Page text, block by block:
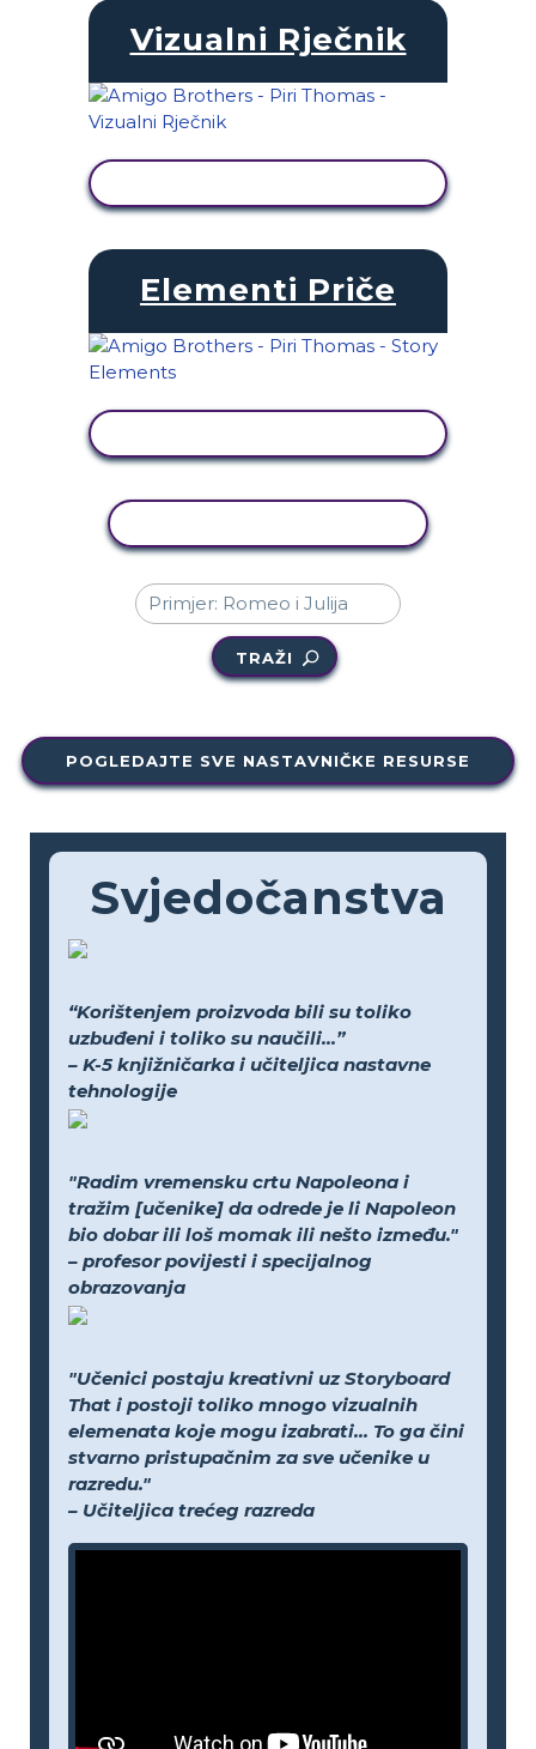
Vizualni Rječnik
Elementi Priče
TRAŽI
POGLEDAJTE SVE NASTAVNIČKE RESURSE
Svjedočanstva
“Korištenjem proizvoda bili su toliko
uzbuđeni i toliko su naučili...”
– K-5 knjižničarka i učiteljica nastavne
tehnologije
"Radim vremensku crtu Napoleona i
tražim [učenike] da odrede je li Napoleon
bio dobar ili loš momak ili nešto između."
– profesor povijesti i specijalnog
obrazovanja
"Učenici postaju kreativni uz Storyboard
That i postoji toliko mnogo vizualnih
elemenata koje mogu izabrati... To ga čini
stvarno pristupačnim za sve učenike u
razredu."
– Učiteljica trećeg razreda